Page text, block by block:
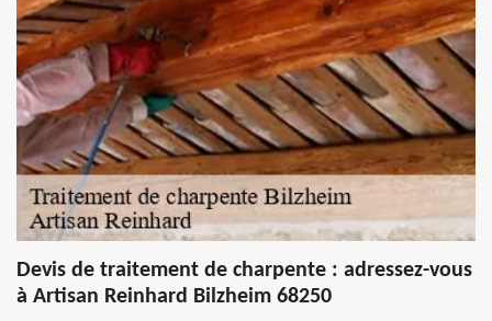
Devis de traitement de charpente : adressez-vous
à Artisan Reinhard Bilzheim 68250